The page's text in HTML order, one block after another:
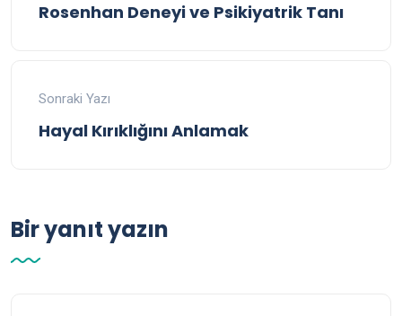
Rosenhan Deneyi ve Psikiyatrik Tanı
Sonraki Yazı
Hayal Kırıklığını Anlamak
Bir yanıt yazın